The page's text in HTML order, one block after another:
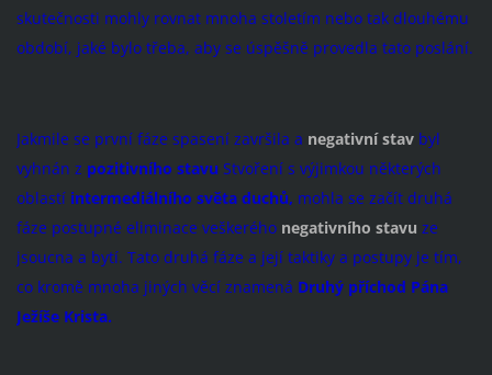
skutečnosti mohly rovnat mnoha stoletím nebo tak dlouhému
období, jaké bylo třeba, aby se úspěšně provedla tato poslání.
Jakmile se první fáze spasení završila a negativní stav byl
vyhnán z pozitivního stavu Stvoření s výjimkou některých
oblastí intermediálního světa duchů, mohla se začít druhá
fáze postupné eliminace veškerého negativního stavu ze
jsoucna a bytí. Tato druhá fáze a její taktiky a postupy je tím,
co kromě mnoha jiných věcí znamená Druhý příchod Pána
Ježíše Krista.